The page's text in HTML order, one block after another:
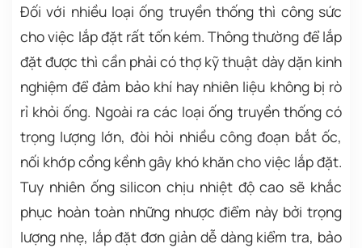
Đối với nhiều loại ống truyền thống thì công sức
cho việc lắp đặt rất tốn kém. Thông thường để lắp
đặt được thì cần phải có thợ kỹ thuật dày dặn kinh
nghiệm để đảm bảo khí hay nhiên liệu không bị rò
rỉ khỏi ống. Ngoài ra các loại ống truyền thống có
trọng lượng lớn, đòi hỏi nhiều công đoạn bắt ốc,
nối khớp cồng kềnh gây khó khăn cho việc lắp đặt.
Tuy nhiên ống silicon chịu nhiệt độ cao sẽ khắc
phục hoàn toàn những nhược điểm này bởi trọng
lượng nhẹ, lắp đặt đơn giản dễ dàng kiểm tra, bảo